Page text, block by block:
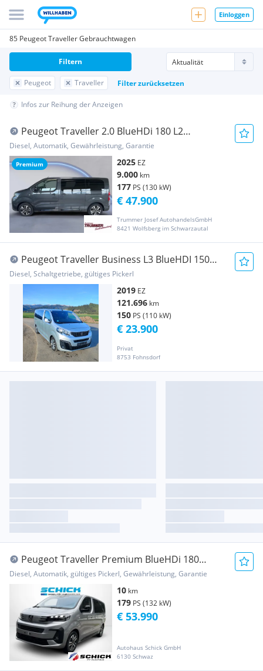
Einloggen
85 Peugeot Traveller Gebrauchtwagen
Peugeot Traveller Filter zurücksetzen
Filtern
Infos zur Reihung der Anzeigen
Premium
Peugeot Traveller 2.0 BlueHDi 180 L2
PREMIUM 8 SITZE
Diesel, Automatik, Gewährleistung, Garantie
2025 EZ
9.000 km
177 PS (130 kW)
Trummer Josef AutohandelsGmbH
8421 Wolfsberg im Schwarzautal
€ 47.900
Peugeot Traveller Business L3 BlueHDI 150
S&S
Diesel, Schaltgetriebe, gültiges Pickerl
2019 EZ
121.696 km
150 PS (110 kW)
Privat
8753 Fohnsdorf
€ 23.900
Peugeot Traveller Premium BlueHDi 180
Standard EAT8
Diesel, Automatik, gültiges Pickerl, Gewährleistung, Garantie
10 km
179 PS (132 kW)
Autohaus Schick GmbH
6130 Schwaz
€ 53.990